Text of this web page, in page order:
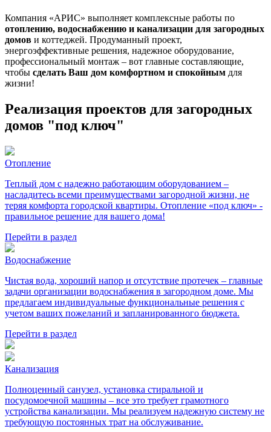
Компания «АРИС» выполняет комплексные работы по
отоплению, водоснабжению и канализации для загородных
домов и коттеджей. Продуманный проект,
энергоэффективные решения, надежное оборудование,
профессиональный монтаж – вот главные составляющие,
чтобы сделать Ваш дом комфортном и спокойным для
жизни!
Реализация проектов для загородных
домов "под ключ"
Отопление
Теплый дом с надежно работающим оборудованием –
насладитесь всеми преимуществами загородной жизни, не
теряя комфорта городской квартиры. Отопление «под ключ» -
правильное решение для вашего дома!
Перейти в раздел
Водоснабжение
Чистая вода, хороший напор и отсутствие протечек – главные
задачи организации водоснабжения в загородном доме. Мы
предлагаем индивидуальные функциональные решения с
учетом ваших пожеланий и запланированного бюджета.
Перейти в раздел
Канализация
Полноценный санузел, установка стиральной и
посудомоечной машины – все это требует грамотного
устройства канализации. Мы реализуем надежную систему не
требующую постоянных трат на обслуживание.